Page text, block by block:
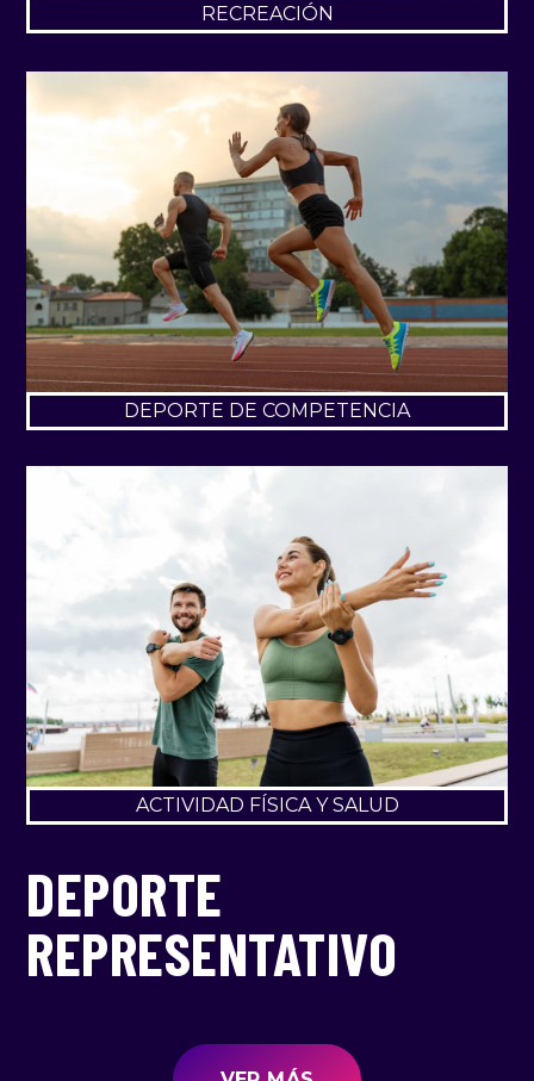
RECREACIÓN
DEPORTE DE COMPETENCIA
ACTIVIDAD FÍSICA Y SALUD
DEPORTE
REPRESENTATIVO